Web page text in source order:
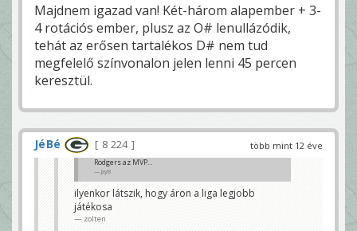
Majdnem igazad van! Két-három alapember + 3-
4 rotációs ember, plusz az O# lenullázódik,
tehát az erősen tartalékos D# nem tud
megfelelő színvonalon jelen lenni 45 percen
keresztül.
több mint 12 éve
JéBé 8 224
Rodgers az MVP...
JayB
ilyenkor látszik, hogy áron a liga legjobb
játékosa
zolten